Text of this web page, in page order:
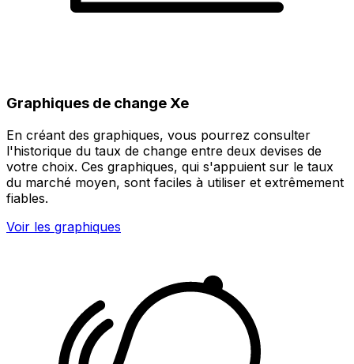
Graphiques de change Xe
En créant des graphiques, vous pourrez consulter
l'historique du taux de change entre deux devises de
votre choix. Ces graphiques, qui s'appuient sur le taux
du marché moyen, sont faciles à utiliser et extrêmement
fiables.
Voir les graphiques